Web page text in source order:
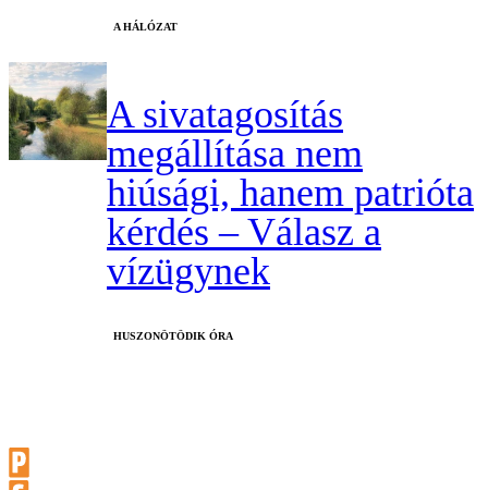
A HÁLÓZAT
A sivatagosítás
megállítása nem
hiúsági, hanem patrióta
kérdés – Válasz a
vízügynek
HUSZONÖTÖDIK ÓRA